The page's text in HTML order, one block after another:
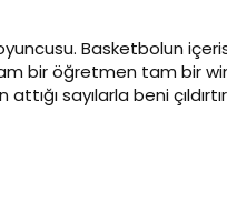
Basketbolun
bir öğretmen tam bir
sayılarla beni